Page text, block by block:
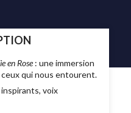
en Rose: une immersion
qui nous entourent.
voix